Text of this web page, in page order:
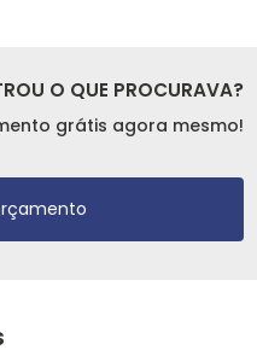
O QUE PROCURAVA?
grátis agora mesmo!